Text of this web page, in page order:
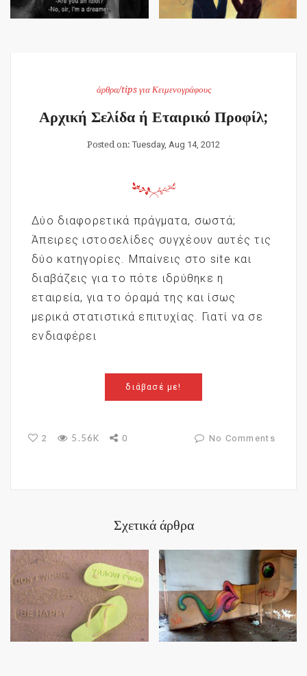
άρθρα/tips για Κειμενογράφους
Αρχική Σελίδα ή Εταιρικό Προφίλ;
Posted on: Tuesday, Aug 14, 2012
Δύο διαφορετικά πράγματα, σωστά;
Άπειρες ιστοσελίδες συγχέουν αυτές τις
δύο κατηγορίες. Μπαίνεις στο site και
διαβάζεις για το πότε ιδρύθηκε η
εταιρεία, για το όραμά της και ίσως
μερικά στατιστικά επιτυχίας. Γιατί να σε
ενδιαφέρει
διάβασέ με!
2 5.56K 0 No Comments
Σχετικά άρθρα